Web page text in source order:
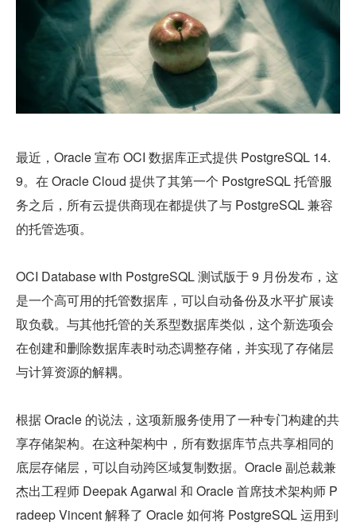
最近，Oracle 宣布 OCI 数据库正式提供 PostgreSQL 14.
9。在 Oracle Cloud 提供了其第一个 PostgreSQL 托管服
务之后，所有云提供商现在都提供了与 PostgreSQL 兼容
的托管选项。
OCI Database with PostgreSQL 测试版于 9 月份发布，这
是一个高可用的托管数据库，可以自动备份及水平扩展读
取负载。与其他托管的关系型数据库类似，这个新选项会
在创建和删除数据库表时动态调整存储，并实现了存储层
与计算资源的解耦。
根据 Oracle 的说法，这项新服务使用了一种专门构建的共
享存储架构。在这种架构中，所有数据库节点共享相同的
底层存储层，可以自动跨区域复制数据。Oracle 副总裁兼
杰出工程师 Deepak Agarwal 和 Oracle 首席技术架构师 P
radeep Vincent 解释了 Oracle 如何将 PostgreSQL 运用到